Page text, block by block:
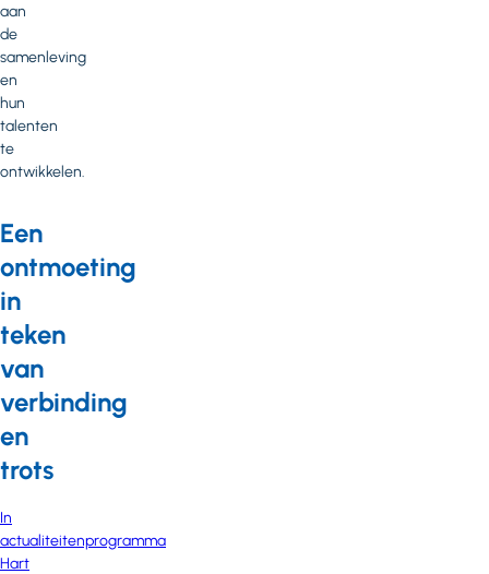
aan
de
samenleving
en
hun
talenten
te
ontwikkelen.
Een
ontmoeting
in
teken
van
verbinding
en
trots
In
actualiteitenprogramma
Hart